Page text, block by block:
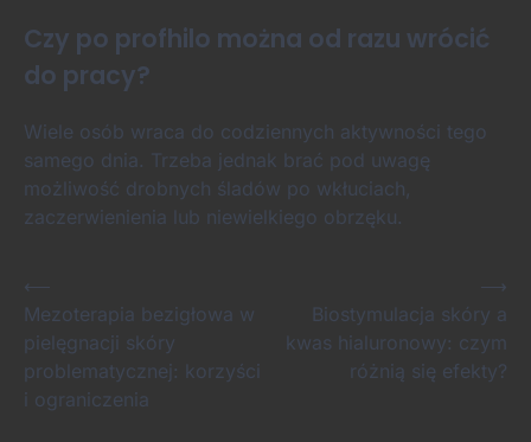
Czy po profhilo można od razu wrócić
do pracy?
Wiele osób wraca do codziennych aktywności tego
samego dnia. Trzeba jednak brać pod uwagę
możliwość drobnych śladów po wkłuciach,
zaczerwienienia lub niewielkiego obrzęku.
Nawigacja
wpisu
⟵
Mezoterapia bezigłowa w
pielęgnacji skóry
problematycznej: korzyści
i ograniczenia
Biostymulacja skóry a
kwas hialuronowy: czym
różnią się efekty?
⟶